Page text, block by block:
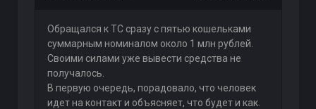
Обращался к ТС сразу с пятью кошельками
суммарным номиналом около 1 млн рублей.
Своими силами уже вывести средства не
получалось.
В первую очередь, порадовало, что человек
идет на контакт и объясняет, что будет и как.